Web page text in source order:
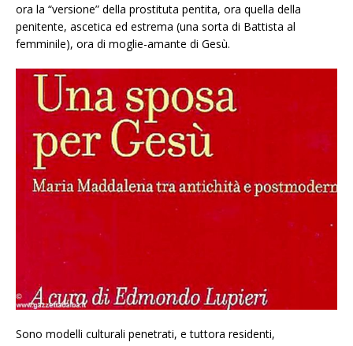
ora la “versione” della prostituta pentita, ora quella della
penitente, ascetica ed estrema (una sorta di Battista al
femminile), ora di moglie-amante di Gesù.
Sono modelli culturali penetrati, e tuttora residenti,